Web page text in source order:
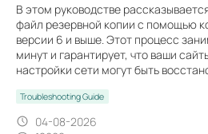
В этом руководстве
файл резервной копии с помощью
версии 6 и выше. Этот процесс
минут и гарантирует, что ваши
настройки сети могут быть
Troubleshooting Guide
04-08-2026